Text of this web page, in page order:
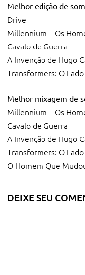
Melhor edição de
Drive
Millennium – Os
Cavalo de Guerra
A Invenção de Hugo
Transformers: O
Melhor mixagem de
Millennium – Os
Cavalo de Guerra
A Invenção de Hugo
Transformers: O
O Homem Que
DEIXE SEU